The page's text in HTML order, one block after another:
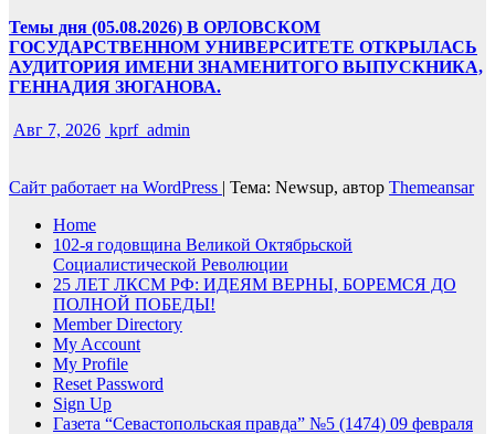
Темы дня (05.08.2026) В ОРЛОВСКОМ
ГОСУДАРСТВЕННОМ УНИВЕРСИТЕТЕ ОТКРЫЛАСЬ
АУДИТОРИЯ ИМЕНИ ЗНАМЕНИТОГО ВЫПУСКНИКА,
ГЕННАДИЯ ЗЮГАНОВА.
Авг 7, 2026 kprf_admin
Сайт работает на WordPress | Тема: Newsup, автор Themeansar
Home
102-я годовщина Великой Октябрьской
Социалистической Революции
25 ЛЕТ ЛКСМ РФ: ИДЕЯМ ВЕРНЫ, БОРЕМСЯ ДО
ПОЛНОЙ ПОБЕДЫ!
Member Directory
My Account
My Profile
Reset Password
Sign Up
Газета “Севастопольская правда” №5 (1474) 09 февраля